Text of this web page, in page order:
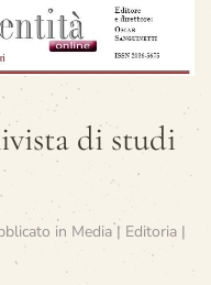
di studi
in Media | Editoria |